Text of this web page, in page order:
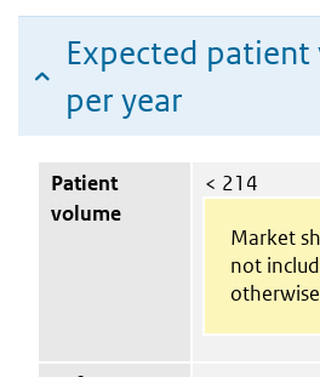
Expected patient
per year
Patient
volume
< 214
Market
not